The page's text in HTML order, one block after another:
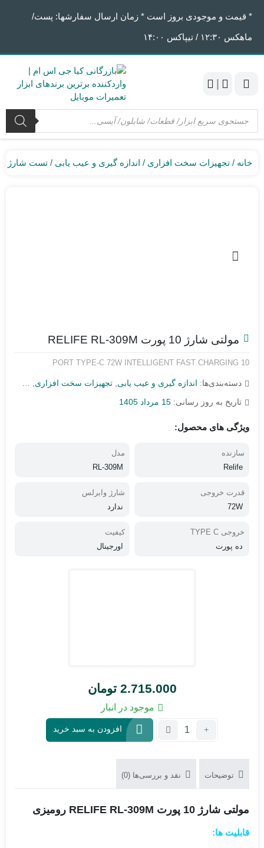
* قیمت و موجودی بروز است * زمان ارسال سفارشها: پست/
ماهکس ١٢:٣٠ / تیپاکس ١۴:٠٠
جستجوی
محصولات
خانه تجهیزات سخت افزاری اندازه گیری و عیب یابی تست شارژ و
مولتی شارژ 10 پورت RELIFE RL-309M
10 PORT TYPE-C 72W INTELLIGENT FAST CHARGING
دسته‌بندی‌ها: اندازه گیری و عیب یابی تجهیزات سخت افزاری
تاریخ به روز رسانی: 15 مرداد 1405
ویژگی های محصول:
سازنده
Relife
مدل
RL-309M
قدرت خروجی
72W
شارژ وایرلس
ندارد
خروجی TYPE C
ده پورت
کیفیت
اورجینال
2.715.000 تومان
موجود در انبار
تعداد:
پورت
309M
افزودن به سبد خرید
توضیحات نقد و بررسی‌ها (0)
مولتی شارژ 10 پورت RELIFE RL-309M رومیزی
قابلیت ها: